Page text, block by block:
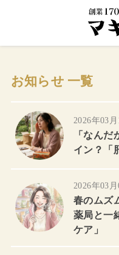
お知らせ 一覧
2026年03月
「なん
イン？「
2026年03月
春のムズ
薬局と一
ケア」